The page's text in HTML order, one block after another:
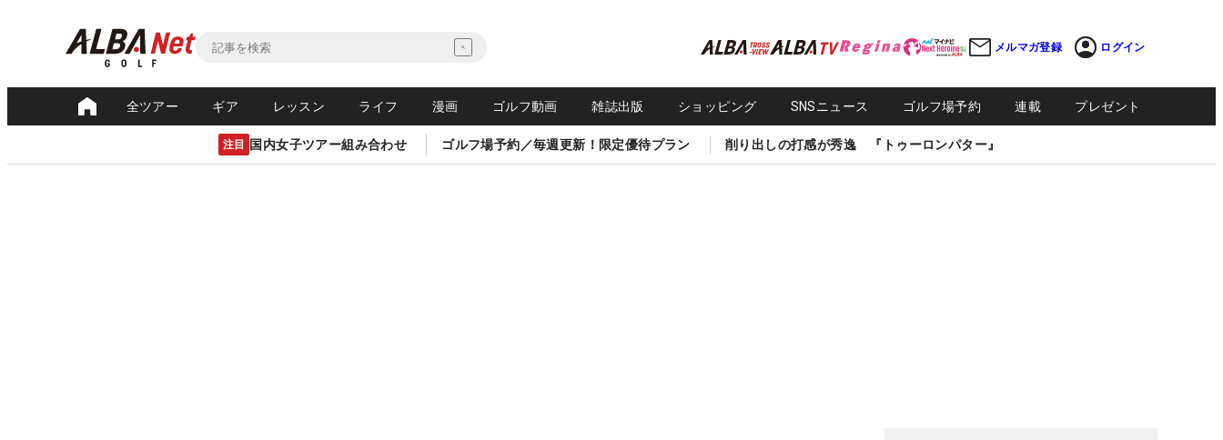
メルマガ登録 ログイン
全ツアー ギア レッスン ライフ 漫画 ゴルフ動画 雑誌出版 ショッピング SNSニュース ゴルフ場予約 連載 プレゼント
注目 国内女子ツアー組み合わせ ゴルフ場予約／毎週更新！限定優待プラン 削り出しの打感が秀逸 『トゥーロンパター』